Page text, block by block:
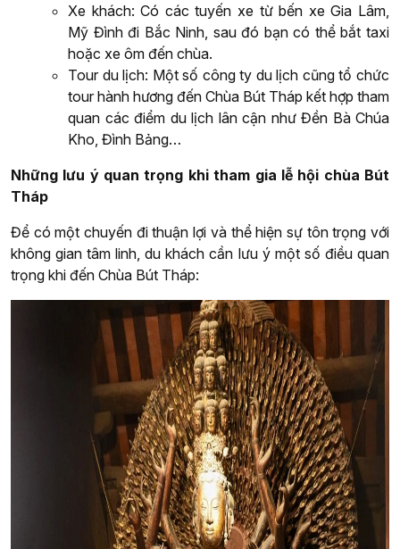
Xe khách: Có các tuyến xe từ bến xe Gia Lâm,
Mỹ Đình đi Bắc Ninh, sau đó bạn có thể bắt taxi
hoặc xe ôm đến chùa.
Tour du lịch: Một số công ty du lịch cũng tổ chức
tour hành hương đến Chùa Bút Tháp kết hợp tham
quan các điểm du lịch lân cận như Đền Bà Chúa
Kho, Đình Bảng…
Những lưu ý quan trọng khi tham gia lễ hội chùa Bút
Tháp
Để có một chuyến đi thuận lợi và thể hiện sự tôn trọng với
không gian tâm linh, du khách cần lưu ý một số điều quan
trọng khi đến Chùa Bút Tháp: